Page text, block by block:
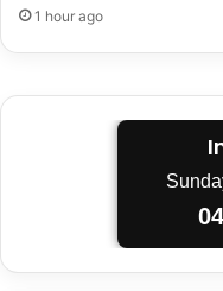
1 hour ago